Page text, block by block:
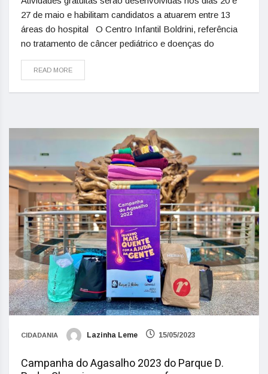
27 de maio e habilitam candidatos a atuarem entre 13
áreas do hospital O Centro Infantil Boldrini, referência
no tratamento de câncer pediátrico e doenças do
READ MORE
CIDADANIA Lazinha Leme 15/05/2023
Campanha do Agasalho 2023 do Parque D.